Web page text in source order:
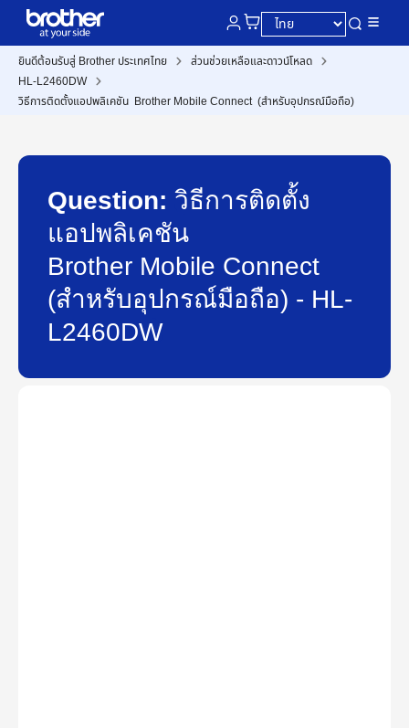
ยินดีต้อนรับสู่ Brother ประเทศไทย
ส่วนช่วยเหลือและดาวน์โหลด
HL-L2460DW
วิธีการติดตั้งแอปพลิเคชัน Brother Mobile Connect (สำหรับอุปกรณ์มือถือ)
Question: วิธีการติดตั้ง
แอปพลิเคชัน
Brother Mobile Connect
(สำหรับอุปกรณ์มือถือ) - HL-
L2460DW